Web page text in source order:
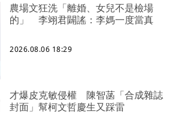
農場文狂洗「離婚、女兒不是檢場
的」 李翊君闢謠：李媽一度當真
2026.08.06 18:29
才爆皮克敏侵權 陳智菡「合成雜誌
封面」幫柯文哲慶生又踩雷